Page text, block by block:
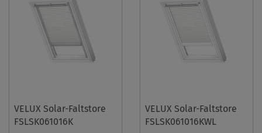
VELUX Solar-Faltstore
FSLSK061016K
VELUX Solar-Faltstore
FSLSK061016KWL